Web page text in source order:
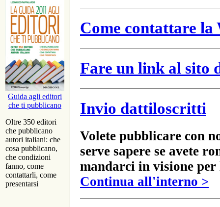
Guida agli editori
che ti pubblicano
Oltre 350 editori
che pubblicano
autori italiani: che
cosa pubblicano,
che condizioni
fanno, come
contattarli, come
presentarsi
Come contattare
Fare un link al sito
Invio dattiloscritti
Volete pubblicare con
serve sapere se avete
mandarci in visione
Continua all'interno >